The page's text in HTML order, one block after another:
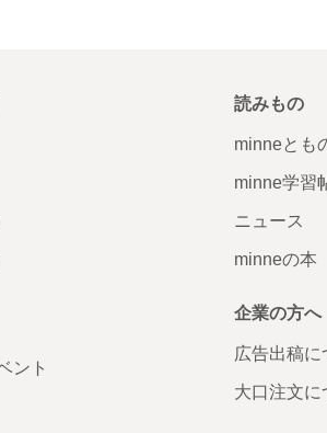
ント
読みもの
minneとも
minne学習
ニュース
minneの本
企業の方へ
広告出稿に
大口注文に